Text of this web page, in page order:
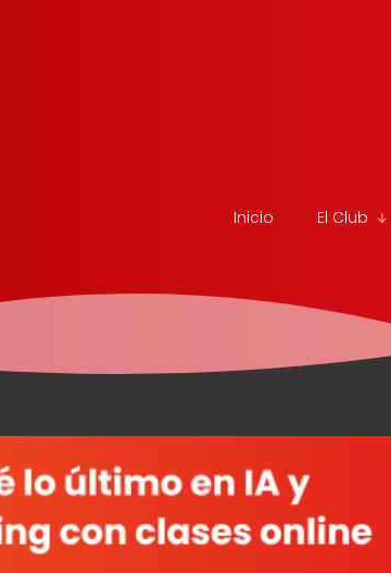
Inicio El Club